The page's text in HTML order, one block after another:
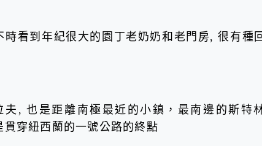
看到年紀很大的園丁老奶奶和老門房, 很有種
, 也是距離南極最近的小鎮，最南邊的斯特
穿紐西蘭的一號公路的終點